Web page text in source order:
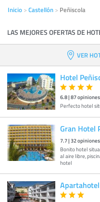
Inicio Castellón Peñiscola
LAS MEJORES OFERTAS DE
VER
Hotel
6.8|87opiniones
Perfecto hotel
Gran Hotel
7.7|32opiniones
Bonito hotel
al aire libre,
hotel